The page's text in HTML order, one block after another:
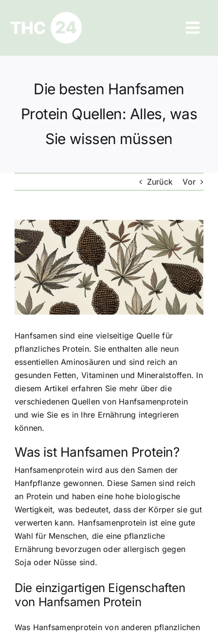
springen
Ratgeber
Hilfe und Kontakt
Datenschutz
Die besten Hanfsamen
Protein Quellen: Alles, was
Sie wissen müssen
Zurück Vor
Zeige
grösseres
Bild
Hanfsamen sind eine vielseitige Quelle für
pflanzliches Protein. Sie enthalten alle neun
essentiellen Aminosäuren und sind reich an
gesunden Fetten, Vitaminen und Mineralstoffen. In
diesem Artikel erfahren Sie mehr über die
verschiedenen Quellen von Hanfsamenprotein
und wie Sie es in Ihre Ernährung integrieren
können.
Was ist Hanfsamen Protein?
Hanfsamenprotein wird aus den Samen der
Hanfpflanze gewonnen. Diese Samen sind reich
an Protein und haben eine hohe biologische
Wertigkeit, was bedeutet, dass der Körper sie gut
verwerten kann. Hanfsamenprotein ist eine gute
Wahl für Menschen, die eine pflanzliche
Ernährung bevorzugen oder allergisch gegen
Soja oder Nüsse sind.
Die einzigartigen Eigenschaften
von Hanfsamen Protein
Was Hanfsamenprotein von anderen pflanzlichen